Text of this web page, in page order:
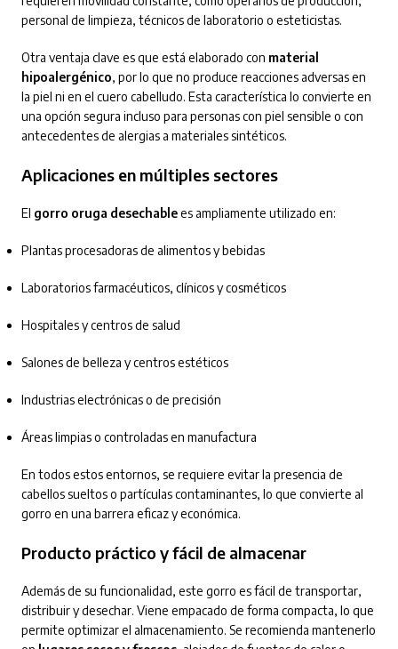
personal de limpieza, técnicos de laboratorio o esteticistas.
Otra ventaja clave es que está elaborado con material
hipoalergénico, por lo que no produce reacciones adversas en
la piel ni en el cuero cabelludo. Esta característica lo convierte en
una opción segura incluso para personas con piel sensible o con
antecedentes de alergias a materiales sintéticos.
Aplicaciones en múltiples sectores
El gorro oruga desechablees ampliamente utilizado en:
Plantas procesadoras de alimentos y bebidas
Laboratorios farmacéuticos, clínicos y cosméticos
Hospitales y centros de salud
Salones de belleza y centros estéticos
Industrias electrónicas o de precisión
Áreas limpias o controladas en manufactura
En todos estos entornos, se requiere evitar la presencia de
cabellos sueltos o partículas contaminantes, lo que convierte al
gorro en una barrera eficaz y económica.
Producto práctico y fácil de almacenar
Además de su funcionalidad, este gorro es fácil de transportar,
distribuir y desechar. Viene empacado de forma compacta, lo que
permite optimizar el almacenamiento. Se recomienda mantenerlo